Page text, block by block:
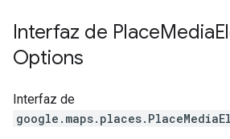
Interfaz de PlaceMedia
Options
Interfaz de
google.maps.places.